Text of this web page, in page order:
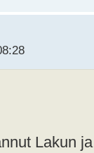
Lakun